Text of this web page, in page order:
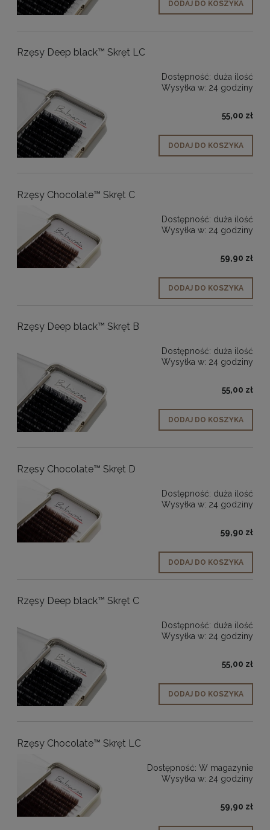
DODAJ DO KOSZYKA
Rzęsy Deep black™ Skręt LC
Dostępność: duża ilość
Wysyłka w: 24 godziny
55,00 zł
DODAJ DO KOSZYKA
Rzęsy Chocolate™ Skręt C
Dostępność: duża ilość
Wysyłka w: 24 godziny
59,90 zł
DODAJ DO KOSZYKA
Rzęsy Deep black™ Skręt B
Dostępność: duża ilość
Wysyłka w: 24 godziny
55,00 zł
DODAJ DO KOSZYKA
Rzęsy Chocolate™ Skręt D
Dostępność: duża ilość
Wysyłka w: 24 godziny
59,90 zł
DODAJ DO KOSZYKA
Rzęsy Deep black™ Skręt C
Dostępność: duża ilość
Wysyłka w: 24 godziny
55,00 zł
DODAJ DO KOSZYKA
Rzęsy Chocolate™ Skręt LC
Dostępność: W magazynie
Wysyłka w: 24 godziny
59,90 zł